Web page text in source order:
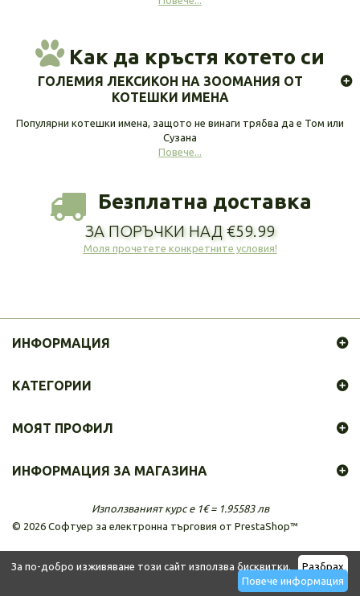
За по-добро изживяване този сайт използва бисквитки.
Разбрах
Повече информация
Как да кръстя котето си
ГОЛЕМИЯ ЛЕКСИКОН НА ЗООМАНИЯ ОТ
КОТЕШКИ ИМЕНА
Популярни котешки имена, защото не винаги трябва да е Том или
Сузана
Повече...
Безплатна доставка
ЗА ПОРЪЧКИ НАД €59.99
Моля прочетете конкретните условия!
ИНФОРМАЦИЯ
© 2026 Софтуер за електронна търговия от PrestaShop™
КАТЕГОРИИ
МОЯТ ПРОФИЛ
ИНФОРМАЦИЯ ЗА МАГАЗИНА
Използваният курс е 1€ = 1.95583 лв